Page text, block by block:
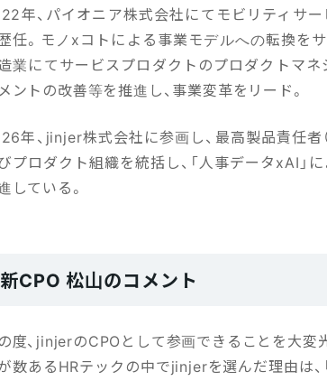
年、パイオニア株式会社にてモビリティサ
任。モノxコトによる事業モデルへの転換を
業にてサービスプロダクトのプロダクトマ
ントの改善等を推進し、事業変革をリード。
年、jinjer株式会社に参画し、最高製品責任者
プロダクト組織を統括し、「人事データxAI」
している。
新CPO 松山のコメント
度、jinjerのCPOとして参画できることを大変
数あるHRテックの中でjinjerを選んだ理由は、